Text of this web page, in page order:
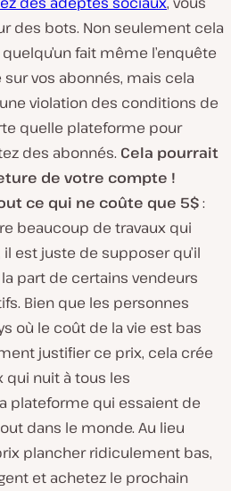
des bots. Non seulement cela
fait même l’enquête
vos abonnés, mais cela
violation des conditions de
quelle plateforme pour
des abonnés. Cela pourrait
de votre compte !
ce qui ne coûte que 5$:
beaucoup de travaux qui
est juste de supposer qu’il
la part de certains vendeurs
Bien que les personnes
où le coût de la vie est bas
justifier ce prix, cela crée
qui nuit à tous les
plateforme qui essaient de
dans le monde. Au lieu
plancher ridiculement bas,
et achetez le prochain